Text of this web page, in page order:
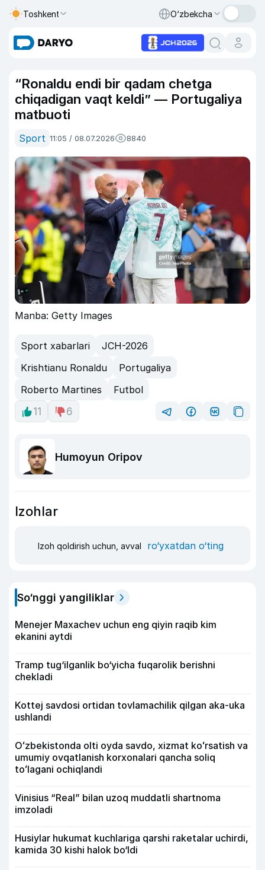
Toshkent O‘zbekcha
“Ronaldu endi bir qadam chetga
chiqadigan vaqt keldi” — Portugaliya
matbuoti
Sport 11:05 / 08.07.2026 8840
Manba: Getty Images
Sport xabarlari
JCH-2026
Krishtianu Ronaldu
Portugaliya
Roberto Martines
Futbol
11
6
Humoyun Oripov
Izohlar
Izoh qoldirish uchun, avval ro‘yxatdan o‘ting
So‘nggi yangiliklar
Menejer Maxachev uchun eng qiyin raqib kim
ekanini aytdi
Tramp tug‘ilganlik bo‘yicha fuqarolik berishni
chekladi
Kottej savdosi ortidan tovlamachilik qilgan aka-uka
ushlandi
Oʻzbekistonda olti oyda savdo, xizmat koʻrsatish va
umumiy ovqatlanish korxonalari qancha soliq
toʻlagani ochiqlandi
Vinisius “Real” bilan uzoq muddatli shartnoma
imzoladi
Husiylar hukumat kuchlariga qarshi raketalar uchirdi,
kamida 30 kishi halok bo‘ldi